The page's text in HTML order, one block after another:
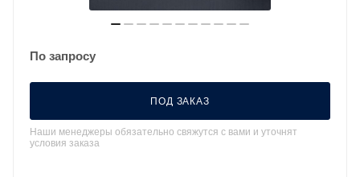
По запросу
ПОД ЗАКАЗ
Наши менеджеры обязательно свяжутся с вами и уточнят
условия заказа